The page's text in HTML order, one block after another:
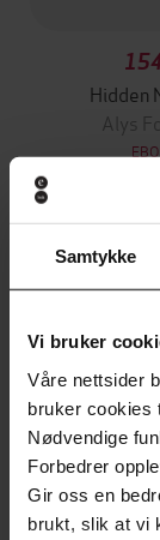
Samtykke
Vi bruker
Våre nettsider
bruker cookies
Nødvendige
Forbedrer
Gir oss en
brukt, slik at vi
Hidden
Alys
Andre
Vinner av